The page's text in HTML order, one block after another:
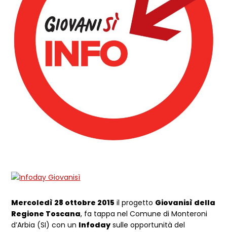
Mercoledì 28 ottobre 2015 il progetto Giovanisì della
Regione Toscana, fa tappa nel Comune di Monteroni
d’Arbia (SI) con un Infoday sulle opportunità del